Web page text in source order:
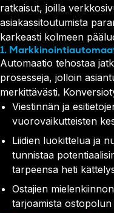
ratkaisut, joilla
asiakassitoutumista
karkeasti kolmeen
1.
Automaatio tehostaa
prosesseja, jolloin
merkittävästi.
Viestinnän ja
vuorovaikutteisten
Liidien luokittelua ja
tunnistaa
tarpeensa heti
Ostajien
tarjoamista ostopolun